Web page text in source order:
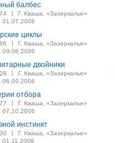
балбес
|
Г. Кваша, «Зазеркалье»
циклы
|
Г. Кваша, «Зазеркалье»
двойники
|
Г. Кваша, «Зазеркалье»
отбора
|
Г. Кваша, «Зазеркалье»
инстинкт
|
Г. Кваша, «Зазеркалье»